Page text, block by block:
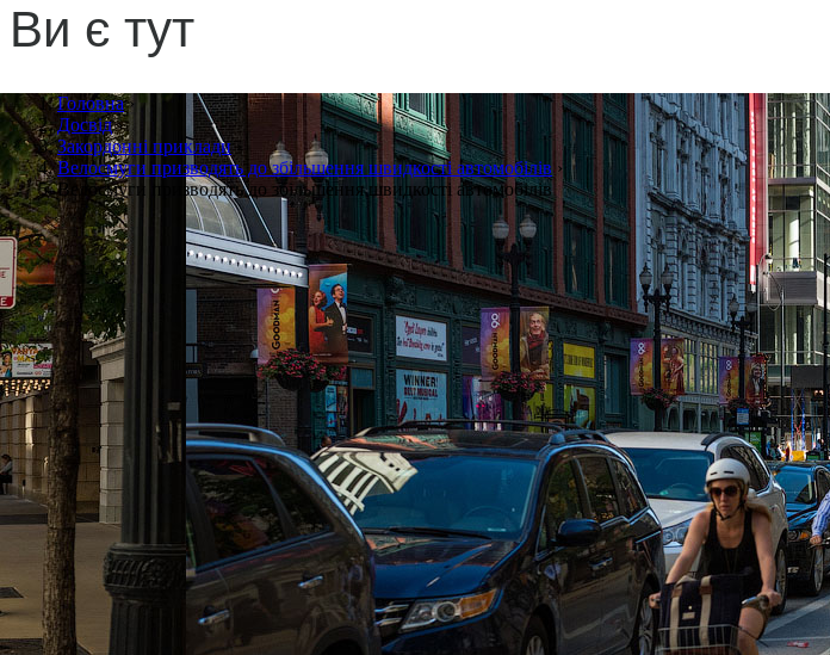
Ви є тут
Головна›
Досвід›
Закордонні приклади›
Велосмуги призводять до збільшення швидкості автомобілів ›
Велосмуги призводять до збільшення швидкості автомобілів